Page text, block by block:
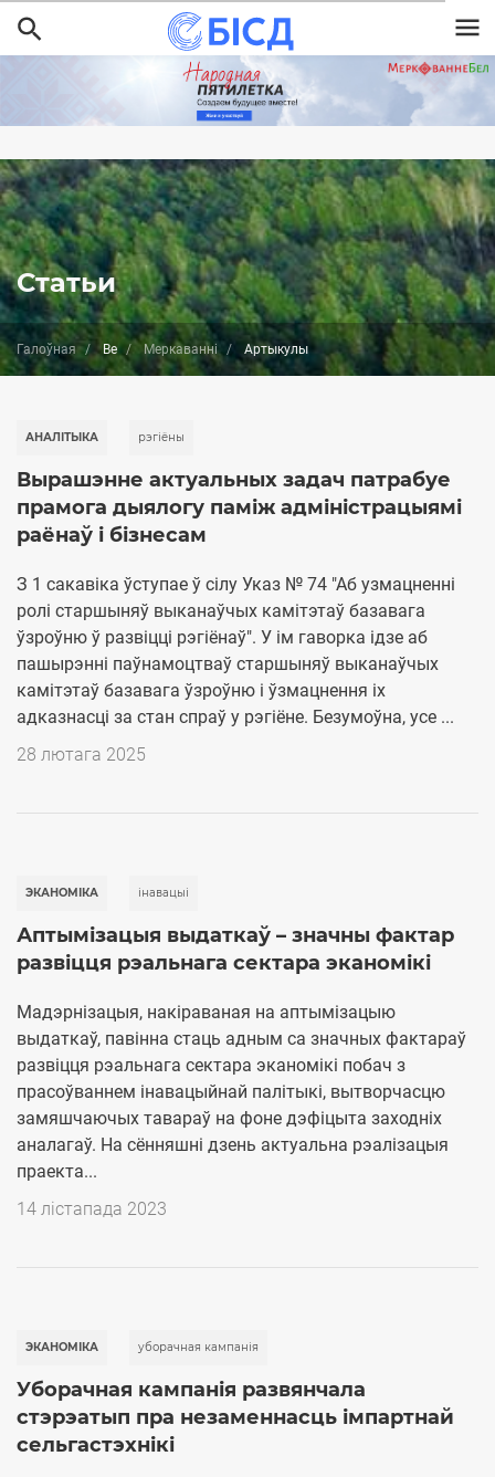
Перайсці
да
асноўнага
змесціва
Статьи
Галоўная Be Меркаванні Aртыкулы
АНАЛІТЫКА рэгіёны
Вырашэнне актуальных задач патрабуе
прамога дыялогу паміж адміністрацыямі
раёнаў і бізнесам
З 1 сакавіка ўступае ў сілу Указ № 74 "Аб узмацненні
ролі старшыняў выканаўчых камітэтаў базавага
ўзроўню ў развіцці рэгіёнаў". У ім гаворка ідзе аб
пашырэнні паўнамоцтваў старшыняў выканаўчых
камітэтаў базавага ўзроўню і ўзмацнення іх
адказнасці за стан спраў у рэгіёне. Безумоўна, усе ...
28 лютага 2025
ЭКАНОМІКА iнавацыі
Аптымізацыя выдаткаў – значны фактар
развіцця рэальнага сектара эканомікі
Мадэрнізацыя, накіраваная на аптымізацыю
выдаткаў, павінна стаць адным са значных фактараў
развіцця рэальнага сектара эканомікі побач з
прасоўваннем інавацыйнай палітыкі, вытворчасцю
замяшчаючых тавараў на фоне дэфіцыта заходніх
аналагаў. На сённяшні дзень актуальна рэалізацыя
праекта...
14 лістапада 2023
ЭКАНОМІКА уборачная кампанія
Уборачная кампанія развянчала
стэрэатып пра незаменнасць імпартнай
сельгастэхнікі